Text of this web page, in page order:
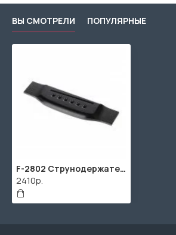
ВЫ СМОТРЕЛИ ПОПУЛЯРНЫЕ
F-2802 Струнодержатель акустической гитары, черное дерево, Hosco
2410р.